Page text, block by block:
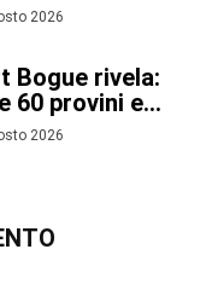
2026
Bogue rivela:
60 provini e...
2026